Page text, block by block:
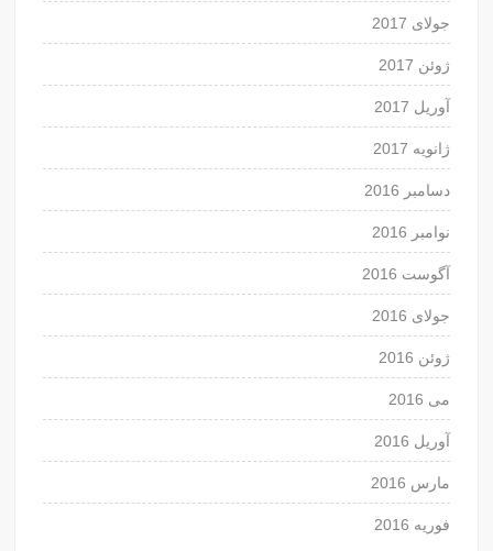
جولای 2017
ژوئن 2017
آوریل 2017
ژانویه 2017
دسامبر 2016
نوامبر 2016
آگوست 2016
جولای 2016
ژوئن 2016
می 2016
آوریل 2016
مارس 2016
فوریه 2016